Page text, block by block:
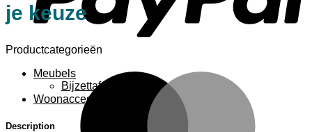
je keuze
Productcategorieën
Meubels
Bijzettafels
Woonaccessoires
Description